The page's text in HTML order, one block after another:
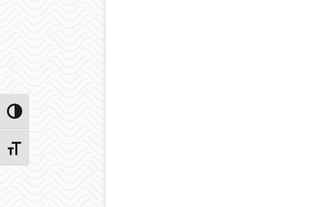
Przełącz wysoki kontrast
Zmień rozmiar czcionek